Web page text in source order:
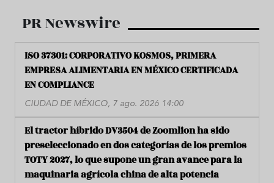
PR Newswire
ISO 37301: CORPORATIVO KOSMOS, PRIMERA
EMPRESA ALIMENTARIA EN MÉXICO CERTIFICADA
EN COMPLIANCE
CIUDAD DE MÉXICO, 7 ago. 2026 14:00
El tractor híbrido DV3504 de Zoomlion ha sido
preseleccionado en dos categorías de los premios
TOTY 2027, lo que supone un gran avance para la
maquinaria agrícola china de alta potencia